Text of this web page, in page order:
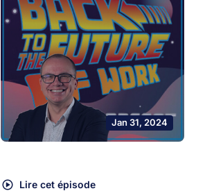
Jan 31, 2024
Lire cet épisode